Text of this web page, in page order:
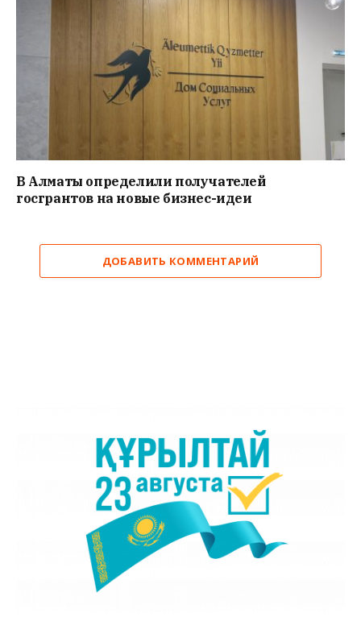
В Алматы определили получателей
госгрантов на новые бизнес-идеи
ДОБАВИТЬ КОММЕНТАРИЙ